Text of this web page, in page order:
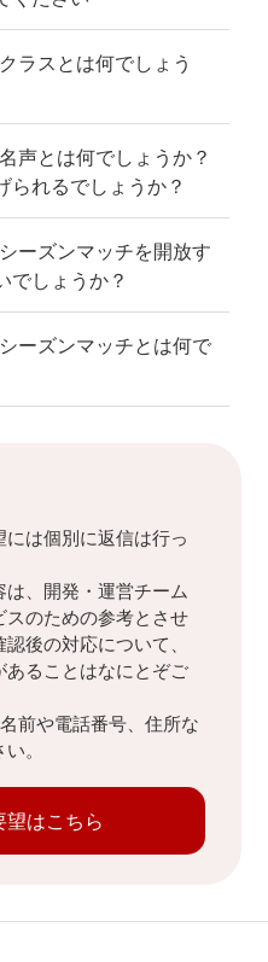
ラスとは何でしょう
声とは何でしょうか？
られるでしょうか？
ーズンマッチを開放す
でしょうか？
ーズンマッチとは何で
は個別に返信は行っ
、開発・運営チーム
のための参考とさせ
後の対応について、
あることはなにとぞご
前や電話番号、住所な
。
望はこちら